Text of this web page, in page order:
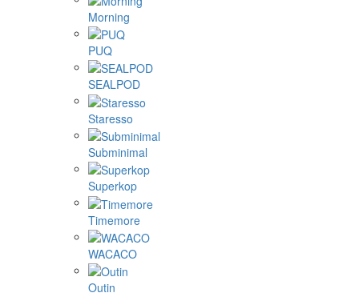
Morning
PUQ
SEALPOD
Staresso
Subminimal
Superkop
Timemore
WACACO
Outin